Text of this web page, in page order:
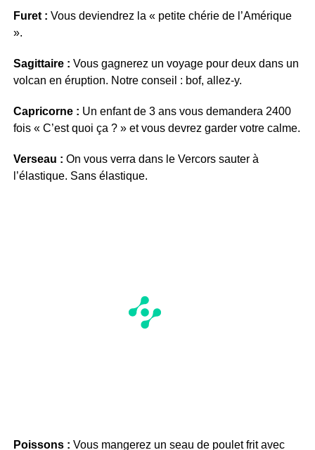
Furet : Vous deviendrez la « petite chérie de l’Amérique
».
Sagittaire : Vous gagnerez un voyage pour deux dans un
volcan en éruption. Notre conseil : bof, allez-y.
Capricorne : Un enfant de 3 ans vous demandera 2400
fois « C’est quoi ça ? » et vous devrez garder votre calme.
Verseau : On vous verra dans le Vercors sauter à
l’élastique. Sans élastique.
Poissons : Vous mangerez un seau de poulet frit avec